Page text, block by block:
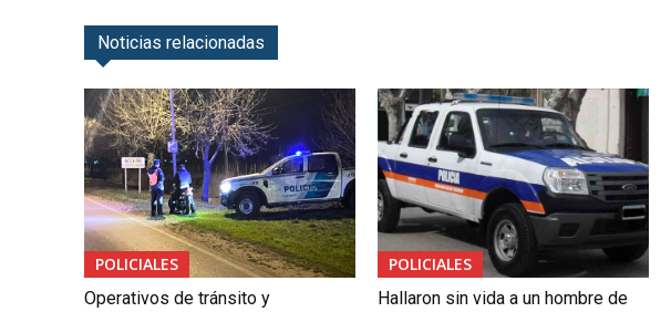
Noticias relacionadas
POLICIALES
Operativos de tránsito y
POLICIALES
Hallaron sin vida a un hombre de